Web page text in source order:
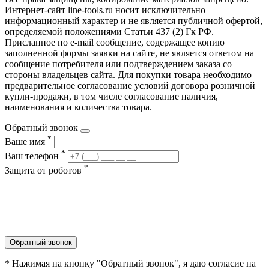
Интернет-сайт line-tools.ru носит исключительно
информационный характер и не является публичной офертой,
определяемой положениями Статьи 437 (2) Гк РФ.
Присланное по e-mail сообщение, содержащее копию
заполненной формы заявки на сайте, не является ответом на
сообщение потребителя или подтверждением заказа со
стороны владельцев сайта. Для покупки товара необходимо
предварительное согласование условий договора розничной
купли-продажи, в том числе согласование наличия,
наименования и количества товара.
Обратный звонок
Ваше имя *
Ваш телефон *
Защита от роботов *
Обратный звонок
* Нажимая на кнопку "Обратный звонок", я даю согласие на